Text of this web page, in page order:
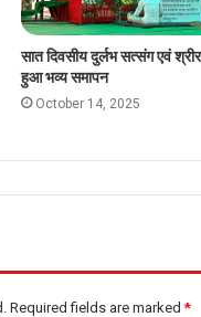
सात दिवसीय दुर्लभ सत्संग एवं
हुआ भव्य समापन
October 14, 2025
Required fields are marked*